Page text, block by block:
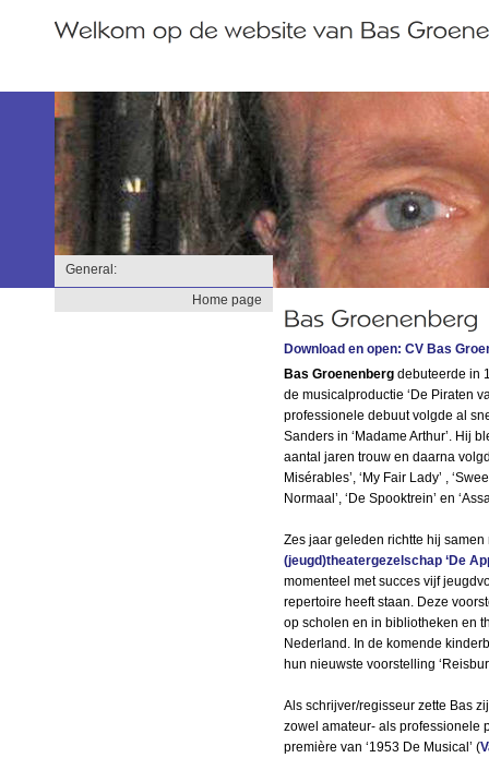
General:
Home page
Download en open: CV Bas
Bas Groenenberg debuteerde in
de musicalproductie ‘De Piraten
professionele debuut volgde al
Sanders in ‘Madame Arthur’. Hij
aantal jaren trouw en daarna
Misérables’, ‘My Fair Lady’ ,
Normaal’, ‘De Spooktrein’ en
Zes jaar geleden richtte hij
(jeugd)theatergezelschap ‘De
momenteel met succes vijf
repertoire heeft staan. Deze
op scholen en in bibliotheken en
Nederland. In de komende
hun nieuwste voorstelling
Als schrijver/regisseur zette Bas
zowel amateur- als professionele
première van ‘1953 De Musical’ (